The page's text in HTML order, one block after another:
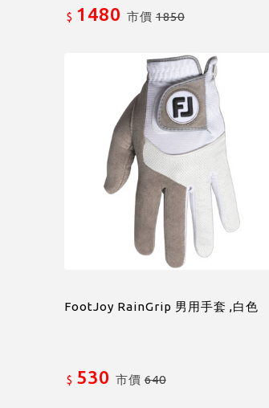
$ 1480 市價1850
FootJoy RainGrip 男用手套 ,白色
$ 530 市價640